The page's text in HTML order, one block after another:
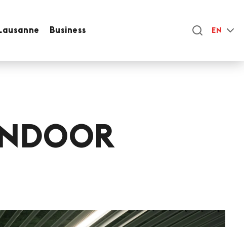
Business EN